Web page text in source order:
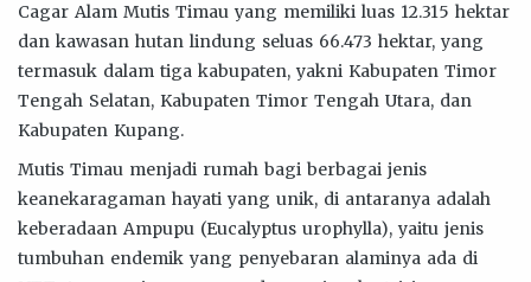
Cagar Alam Mutis Timau yang memiliki luas 12.315 hektar
dan kawasan hutan lindung seluas 66.473 hektar, yang
termasuk dalam tiga kabupaten, yakni Kabupaten Timor
Tengah Selatan, Kabupaten Timor Tengah Utara, dan
Kabupaten Kupang.
Mutis Timau menjadi rumah bagi berbagai jenis
keanekaragaman hayati yang unik, di antaranya adalah
keberadaan Ampupu (Eucalyptus urophylla), yaitu jenis
tumbuhan endemik yang penyebaran alaminya ada di